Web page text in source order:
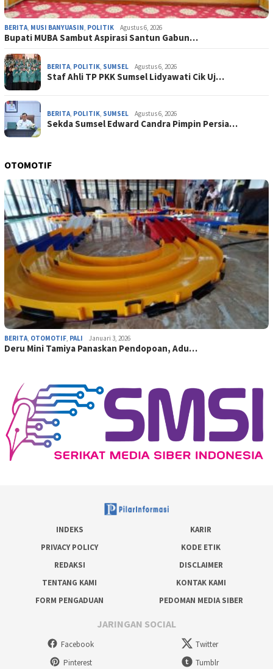
BERITA MUSI BANYUASIN POLITIK Agustus 6, 2026
Bupati MUBA Sambut Aspirasi Santun Gabun…
BERITA POLITIK SUMSEL Agustus 6, 2026
Staf Ahli TP PKK Sumsel Lidyawati Cik Uj…
BERITA POLITIK SUMSEL Agustus 6, 2026
Sekda Sumsel Edward Candra Pimpin Persia…
OTOMOTIF
BERITA, OTOMOTIF, PALI Januari 3, 2026
Deru Mini Tamiya Panaskan Pendopoan, Adu…
INDEKS
KARIR
PRIVACY POLICY
KODE ETIK
REDAKSI
DISCLAIMER
TENTANG KAMI
KONTAK KAMI
FORM PENGADUAN
PEDOMAN MEDIA SIBER
JARINGAN SOCIAL
Facebook
Twitter
Pinterest
Tumblr